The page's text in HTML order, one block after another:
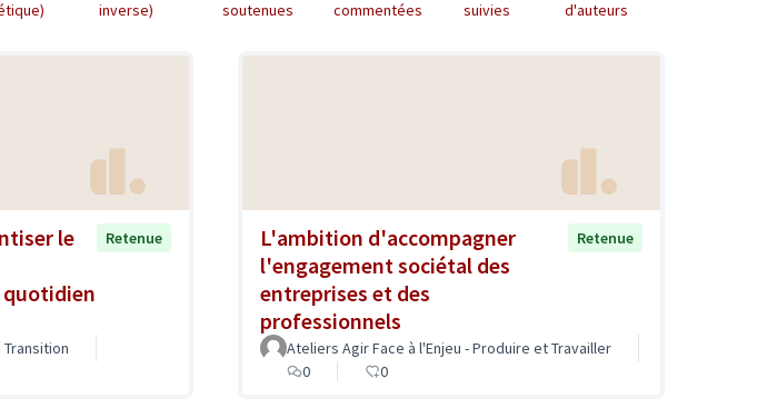
inverse)
soutenues
commentées
suivies
d'auteurs
le
quotidien
Retenue
L'ambition d'accompagner
l'engagement sociétal des
entreprises et des
professionnels
Retenue
Ateliers Agir Face à l'Enjeu - Produire et Travailler
0
0